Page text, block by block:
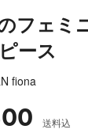
フェミ
ース
fiona
送料込